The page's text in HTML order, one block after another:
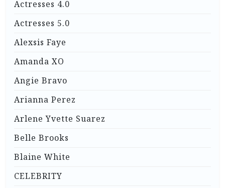
Actresses 4.0
Actresses 5.0
Alexsis Faye
Amanda XO
Angie Bravo
Arianna Perez
Arlene Yvette Suarez
Belle Brooks
Blaine White
CELEBRITY